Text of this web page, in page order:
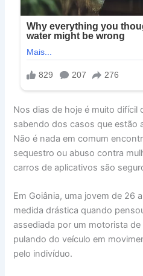
Nos dias de hoje é muito difícil
sabendo dos casos que estão
Não é nada em comum
sequestro ou abuso contra
carros de aplicativos são
Em Goiânia, uma jovem de 26
medida drástica quando
assediada por um motorista
pulando do veículo em
pelo indivíduo.